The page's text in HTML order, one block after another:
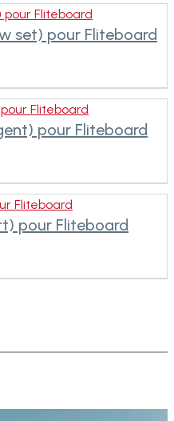
Fliteboard
set) pour Fliteboard
Fliteboard
pour Fliteboard
Fliteboard
pour Fliteboard